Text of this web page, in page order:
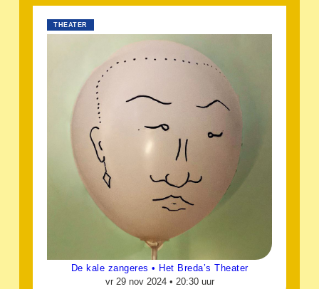
THEATER
De kale zangeres • Het Breda’s Theater
vr 29 nov 2024 • 20:30 uur